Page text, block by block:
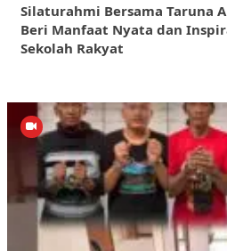
Silaturahmi Bersama Taruna
Beri Manfaat Nyata dan
Sekolah Rakyat